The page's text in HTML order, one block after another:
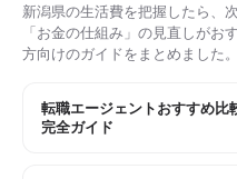
新潟県の生活費を把握したら、
「お金の仕組み」の見直しがお
方向けのガイドをまとめました。
転職エージェントおすすめ比
完全ガイド